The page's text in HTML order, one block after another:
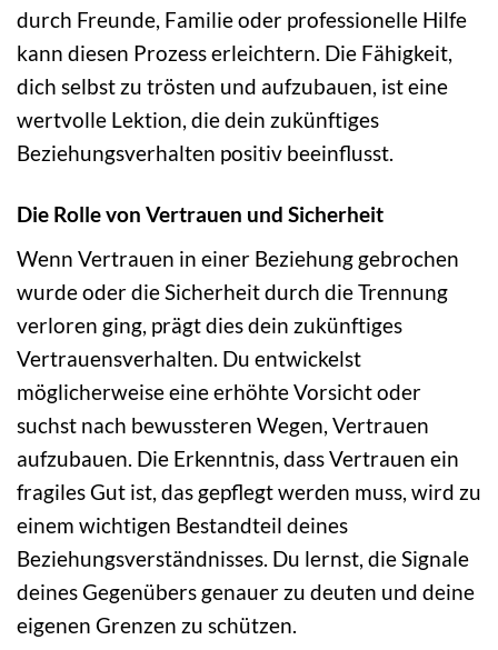
durch Freunde, Familie oder professionelle Hilfe
kann diesen Prozess erleichtern. Die Fähigkeit,
dich selbst zu trösten und aufzubauen, ist eine
wertvolle Lektion, die dein zukünftiges
Beziehungsverhalten positiv beeinflusst.
Die Rolle von Vertrauen und Sicherheit
Wenn Vertrauen in einer Beziehung gebrochen
wurde oder die Sicherheit durch die Trennung
verloren ging, prägt dies dein zukünftiges
Vertrauensverhalten. Du entwickelst
möglicherweise eine erhöhte Vorsicht oder
suchst nach bewussteren Wegen, Vertrauen
aufzubauen. Die Erkenntnis, dass Vertrauen ein
fragiles Gut ist, das gepflegt werden muss, wird zu
einem wichtigen Bestandteil deines
Beziehungsverständnisses. Du lernst, die Signale
deines Gegenübers genauer zu deuten und deine
eigenen Grenzen zu schützen.